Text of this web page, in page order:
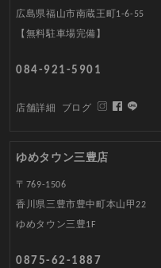
広島県福山市南蔵王町1-6-55
【無料駐車場完備】
084-921-5901
店舗詳細 ブログ
ゆめタウン三豊店
〒769-1506
香川県三豊市豊中町本山甲22
ゆめタウン三豊1F
0875-62-1887